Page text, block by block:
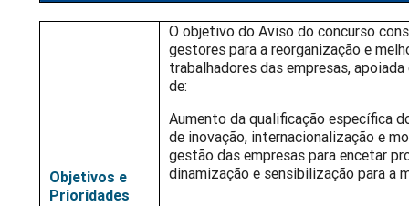
Objetivos e
Prioridades
O objetivo do Aviso do concurso
gestores para a reorganização e
trabalhadores das empresas,
de:
Aumento da qualificação específica
de inovação, internacionalização e
gestão das empresas para encetar
dinamização e sensibilização para a